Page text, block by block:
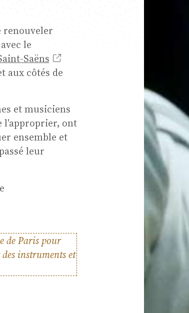
renouveler
le
Saëns
aux côtés de
et musiciens
l'approprier, ont
ensemble et
leur
de Paris pour
instruments et